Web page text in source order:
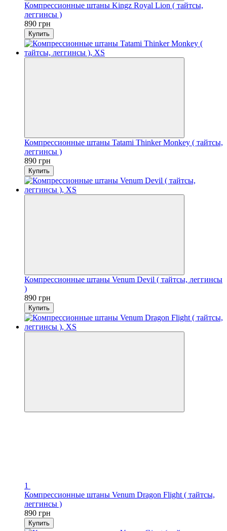
Компрессионные штаны Kingz Royal Lion ( тайтсы,
леггинсы )
890 грн
Купить
Компрессионные штаны Tatami Thinker Monkey ( тайтсы,
леггинсы )
890 грн
Купить
Компрессионные штаны Venum Devil ( тайтсы, леггинсы
)
890 грн
Купить
1
Компрессионные штаны Venum Dragon Flight ( тайтсы,
леггинсы )
890 грн
Купить